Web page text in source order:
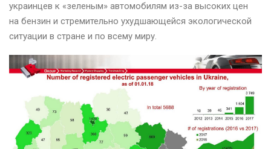
украинцев к «зеленым» автомобилям из-за высоких цен
на бензин и стремительно ухудшающейся экологической
ситуации в стране и по всему миру.